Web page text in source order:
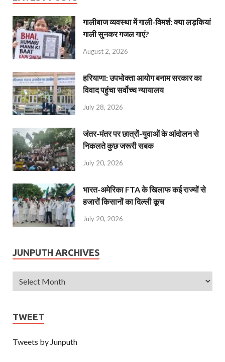
गालीबाज व्‍यवस्‍था में गाली-विमर्श: क्या लड़कियां
गाली सुनकर गजल गाएं?
August 2, 2026
हरियाणा: उपभोक्ता आयोग बनाम सरकार का
विवाद पहुंचा सर्वोच्च न्यायालय
July 28, 2026
जंतर-मंतर पर छात्रों-युवाओं के आंदोलन से
निकलते कुछ जरूरी सबक
July 20, 2026
भारत-अमेरिका FTA के खिलाफ कई राज्यों से
हजारों किसानों का दिल्ली कूच
July 20, 2026
JUNPUTH ARCHIVES
TWEET
Tweets by Junputh